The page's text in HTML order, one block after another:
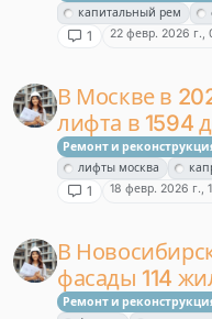
капитальный рем
1 22 февр. 2026 г.,
В Москве в
лифта в 1594
Ремонт и
лифты москва
1 18 февр. 2026 г.,
В
фасады 114
Ремонт и